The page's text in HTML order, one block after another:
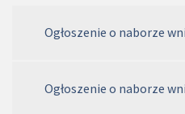
Ogłoszenie o naborze
Ogłoszenie o naborze